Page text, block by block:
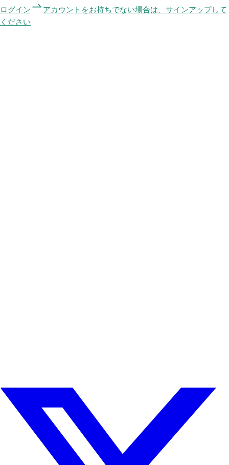
ログイン
アカウントをお持ちでない場合は、サインアップして
ください